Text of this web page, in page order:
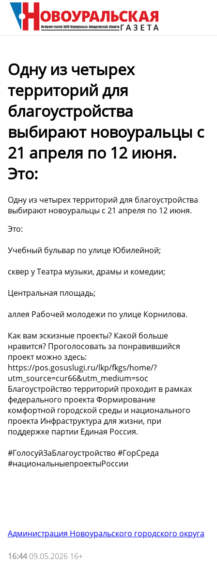
Одну из четырех
территорий для
благоустройства
выбирают новоуральцы с
21 апреля по 12 июня.
Это:
Одну из четырех территорий для благоустройства
выбирают новоуральцы с 21 апреля по 12 июня.
Это:
Учебный бульвар по улице Юбилейной;
сквер у Театра музыки, драмы и комедии;
Центральная площадь;
аллея Рабочей молодежи по улице Корнилова.
Как вам эскизные проекты? Какой больше
нравится? Проголосовать за понравившийся
проект можно здесь:
https://pos.gosuslugi.ru/lkp/fkgs/home/?
utm_source=cur66&utm_medium=soc
Благоустройство территорий проходит в рамках
федерального проекта Формирование
комфортной городской среды и национального
проекта Инфраструктура для жизни, при
поддержке партии Единая Россия.
#ГолосуйЗаБлагоустройство #ГорСреда
#национальныепроектыРоссии
Администрация Новоуральского городского округа
16:4409.05.2026 16+